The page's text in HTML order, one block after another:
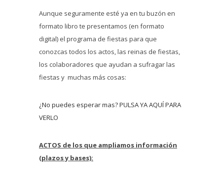
Aunque seguramente esté ya en tu buzón en
formato libro te presentamos (en formato
digital) el programa de fiestas para que
conozcas todos los actos, las reinas de fiestas,
los colaboradores que ayudan a sufragar las
fiestas y muchas más cosas:
¿No puedes esperar mas? PULSA YA AQUÍ PARA
VERLO
ACTOS de los que ampliamos información
(plazos y bases):